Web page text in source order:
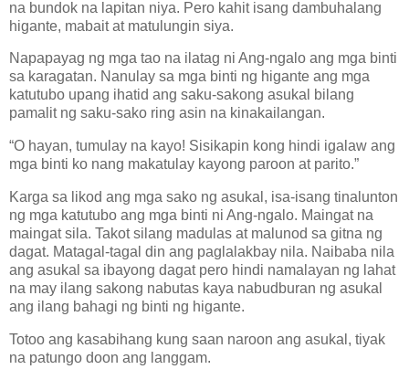
na bundok na lapitan niya. Pero kahit isang dambuhalang
higante, mabait at matulungin siya.
Napapayag ng mga tao na ilatag ni Ang-ngalo ang mga binti
sa karagatan. Nanulay sa mga binti ng higante ang mga
katutubo upang ihatid ang saku-sakong asukal bilang
pamalit ng saku-sako ring asin na kinakailangan.
“O hayan, tumulay na kayo! Sisikapin kong hindi igalaw ang
mga binti ko nang makatulay kayong paroon at parito.”
Karga sa likod ang mga sako ng asukal, isa-isang tinalunton
ng mga katutubo ang mga binti ni Ang-ngalo. Maingat na
maingat sila. Takot silang madulas at malunod sa gitna ng
dagat. Matagal-tagal din ang paglalakbay nila. Naibaba nila
ang asukal sa ibayong dagat pero hindi namalayan ng lahat
na may ilang sakong nabutas kaya nabudburan ng asukal
ang ilang bahagi ng binti ng higante.
Totoo ang kasabihang kung saan naroon ang asukal, tiyak
na patungo doon ang langgam.